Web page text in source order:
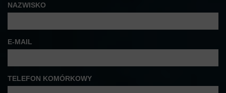
NAZWISKO
E-MAIL
TELEFON KOMÓRKOWY